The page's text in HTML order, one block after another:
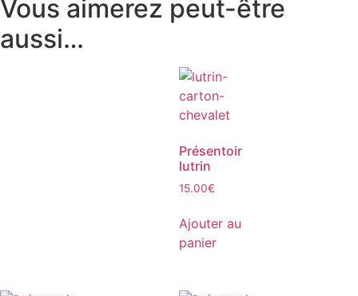
Vous aimerez peut-être
aussi…
Présentoir
lutrin
15.00€
Ajouter au
panier